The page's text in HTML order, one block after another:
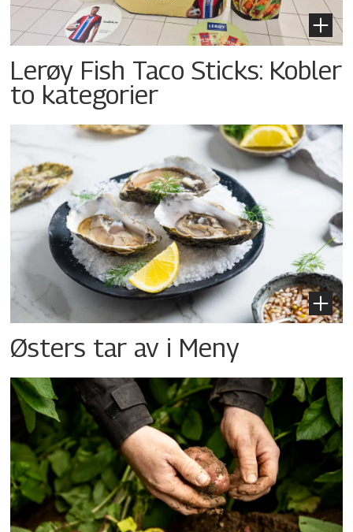
Lerøy Fish Taco Sticks: Kobler
to kategorier
Østers tar av i Meny